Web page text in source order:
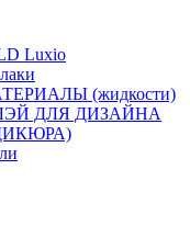
Luxio
(жидкости)
ДЛЯ ДИЗАЙНА